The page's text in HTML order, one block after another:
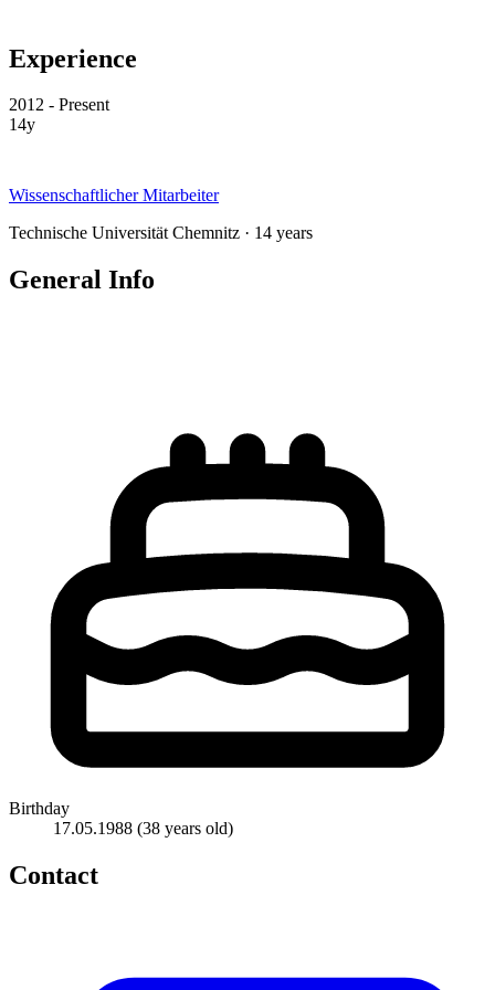
Experience
2012 - Present
14y
Wissenschaftlicher Mitarbeiter
Technische Universität Chemnitz · 14 years
General Info
Birthday
17.05.1988 (38 years old)
Contact